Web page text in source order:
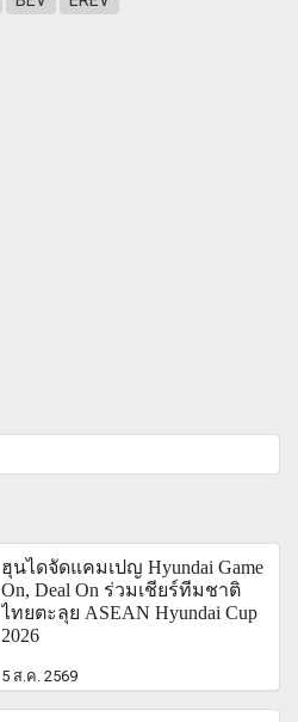
ฮุนไดจัดแคมเปญ Hyundai Game
On, Deal On ร่วมเชียร์ทีมชาติ
ไทยตะลุย ASEAN Hyundai Cup
2026
5 ส.ค. 2569